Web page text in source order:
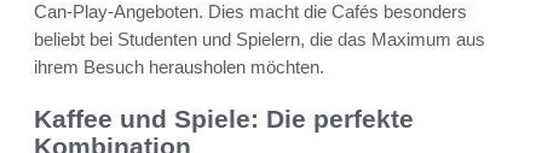
Can-Play-Angeboten. Dies macht die Cafés besonders
beliebt bei Studenten und Spielern, die das Maximum aus
ihrem Besuch herausholen möchten.
Kaffee und Spiele: Die perfekte
Kombination